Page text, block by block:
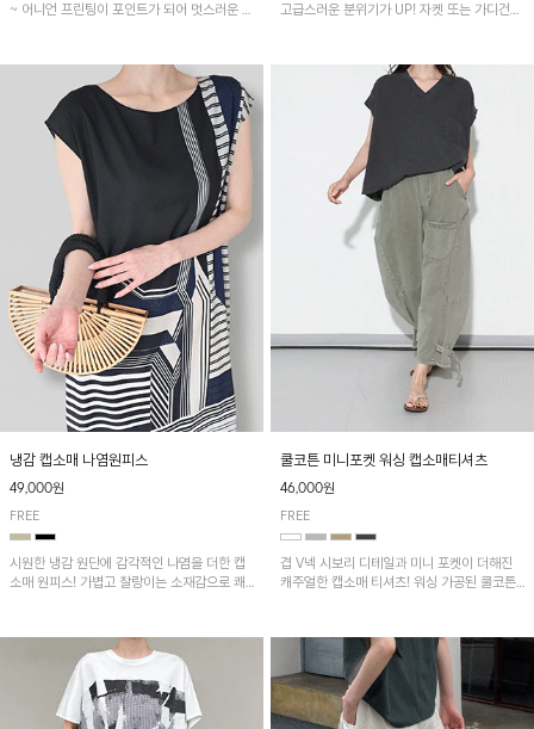
~ 어니언 프린팅이 포인트가 되어 멋스러운 아
고급스러운 분위기가 UP! 자켓 또는 가디건과
냉감 캡소매 나염원피스
49,000원
FREE
시원한 냉감 원단에 감각적인 나염을 더한 캡
소매 원피스! 가볍고 찰랑이는 소재감으로 쾌
쿨코튼 미니포켓 워싱 캡소매티셔츠
46,000원
FREE
겹 V넥 시보리 디테일과 미니 포켓이 더해진
캐주얼한 캡소매 티셔츠! 워싱 가공된 쿨코튼